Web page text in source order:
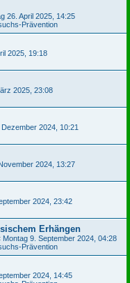
26. April 2025, 14:25
Prävention
2025, 19:18
2025, 23:08
2024, 10:21
2024, 13:27
2024, 23:42
Erhängen
Montag 9. September 2024, 04:28
Prävention
2024, 14:45